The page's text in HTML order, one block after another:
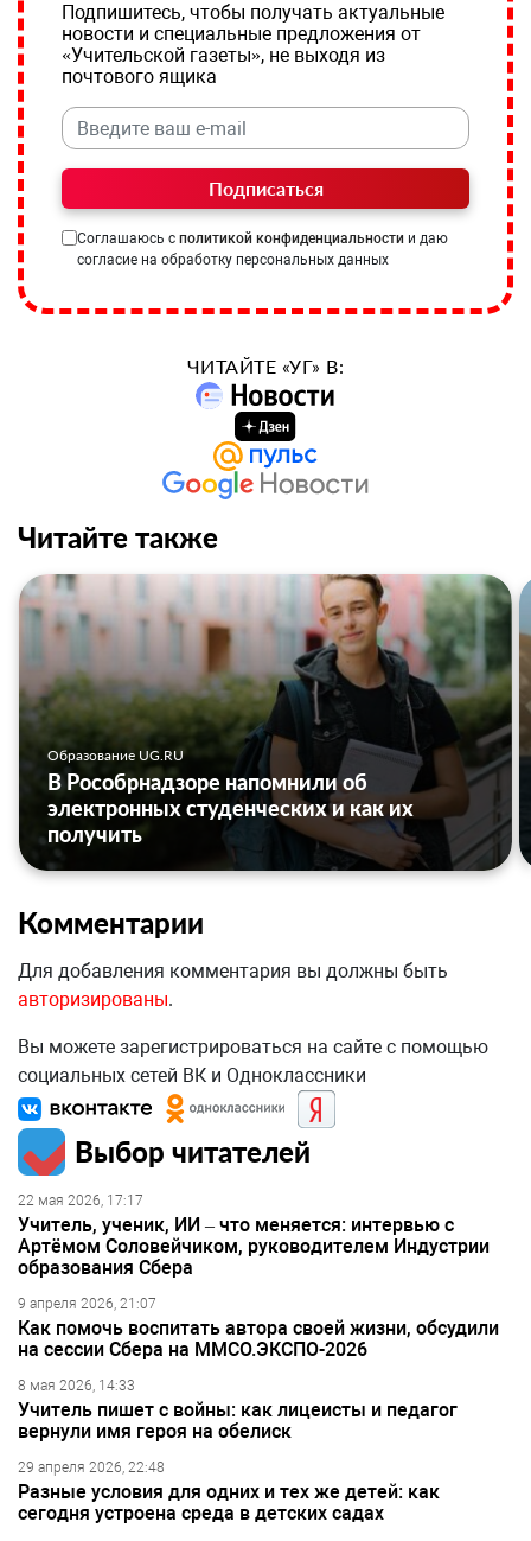
Подпишитесь, чтобы получать актуальные
новости и специальные предложения от
«Учительской газеты», не выходя из
почтового ящика
Подписаться
Соглашаюсь с политикой конфиденциальности и даю
согласие на обработку персональных данных
ЧИТАЙТЕ «УГ» В:
Читайте также
Образование UG.RU
В Рособрнадзоре напомнили об
электронных студенческих и как их
получить
Комментарии
Для добавления комментария вы должны быть
авторизированы.
Вы можете зарегистрироваться на сайте с помощью
социальных сетей ВК и Одноклассники
Выбор читателей
22 мая 2026, 17:17
Учитель, ученик, ИИ – что меняется: интервью с
Артёмом Соловейчиком, руководителем Индустрии
образования Сбера
9 апреля 2026, 21:07
Как помочь воспитать автора своей жизни, обсудили
на сессии Сбера на ММСО.ЭКСПО-2026
8 мая 2026, 14:33
Учитель пишет с войны: как лицеисты и педагог
вернули имя героя на обелиск
29 апреля 2026, 22:48
Разные условия для одних и тех же детей: как
сегодня устроена среда в детских садах